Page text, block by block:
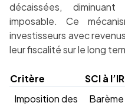
décaissées,
imposable. Ce
investisseurs avec
leur fiscalité sur le long
Critère SCI à l’IR
Imposition des
Barème